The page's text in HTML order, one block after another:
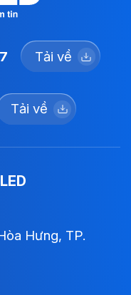
Tải về
Tải về
Hưng, TP.